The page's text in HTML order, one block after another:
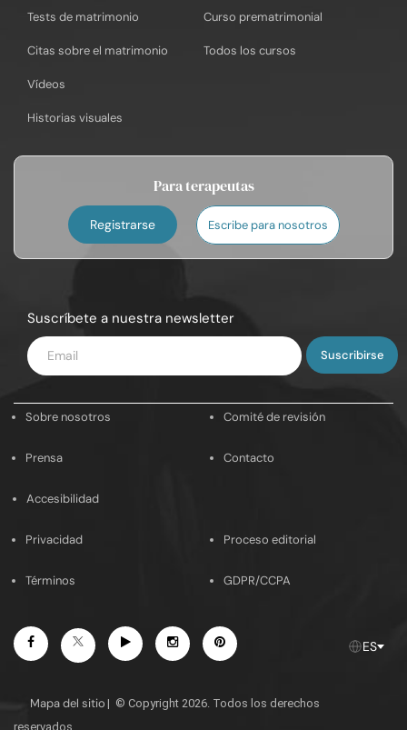
Tests de matrimonio
Citas sobre el matrimonio
Vídeos
Historias visuales
Curso prematrimonial
Todos los cursos
Para terapeutas
Registrarse Escribe para nosotros
Suscríbete a nuestra newsletter
Introduce
tu
Sobre nosotros Comité de revisión
Prensa Contacto
Accesibilidad
Privacidad Proceso editorial
Términos GDPR/CCPA
FacebookTwitterYoutubeInstagramPinterest ES
Mapa del sitio | © Copyright 2026. Todos los derechos
reservados.